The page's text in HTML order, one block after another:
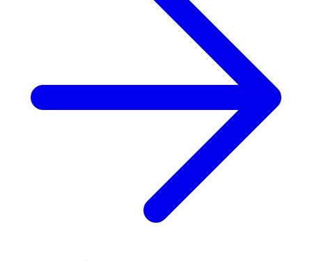
För att få rätt effekt av dina strumpor är det viktigt att du
väljer den storlek som bäst passar dina mått.